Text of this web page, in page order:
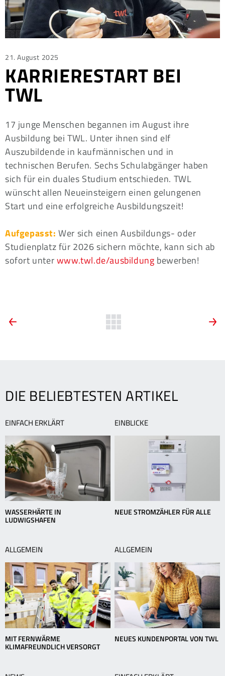
Posted
on
21. August 2025
KARRIERESTART BEI
TWL
17 junge Menschen begannen im August ihre
Ausbildung bei TWL. Unter ihnen sind elf
Auszubildende in kaufmännischen und in
technischen Berufen. Sechs Schulabgänger haben
sich für ein duales Studium entschieden. TWL
wünscht allen Neueinsteigern einen gelungenen
Start und eine erfolgreiche Ausbildungszeit!
Aufgepasst: Wer sich einen Ausbildungs- oder
Studienplatz für 2026 sichern möchte, kann sich ab
sofort unterwww.twl.de/ausbildung bewerben!
ARTIKEL-
Zurück
DIE BELIEBTESTEN ARTIKEL
EINFACH ERKLÄRT
WASSERHÄRTE IN
LUDWIGSHAFEN
EINBLICKE
NEUE STROMZÄHLER FÜR ALLE
ALLGEMEIN
MIT FERNWÄRME
KLIMAFREUNDLICH VERSORGT
ALLGEMEIN
NEUES KUNDENPORTAL VON TWL